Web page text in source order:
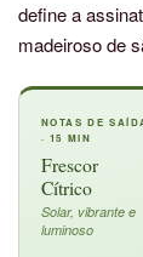
define a
madeiroso de
NOTAS DE
· 15 MIN
Frescor
Cítrico
Solar, vibrante e
luminoso